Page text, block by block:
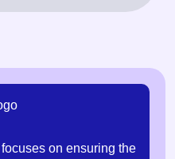
on ensuring the